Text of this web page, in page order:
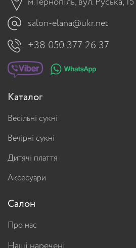
salon-elana@ukr.net
+38 050 377 26 37
Каталог
Весільні сукні
Вечірні сукні
Дитячі плаття
Аксесуари
Салон
Про нас